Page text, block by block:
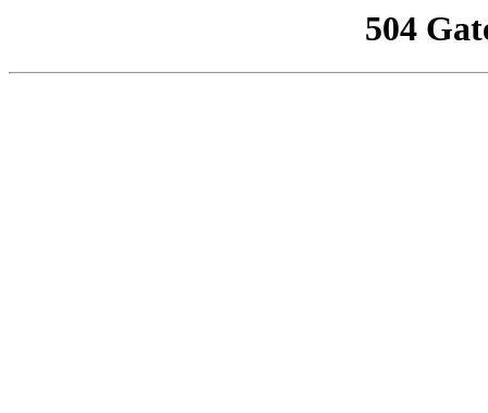
504